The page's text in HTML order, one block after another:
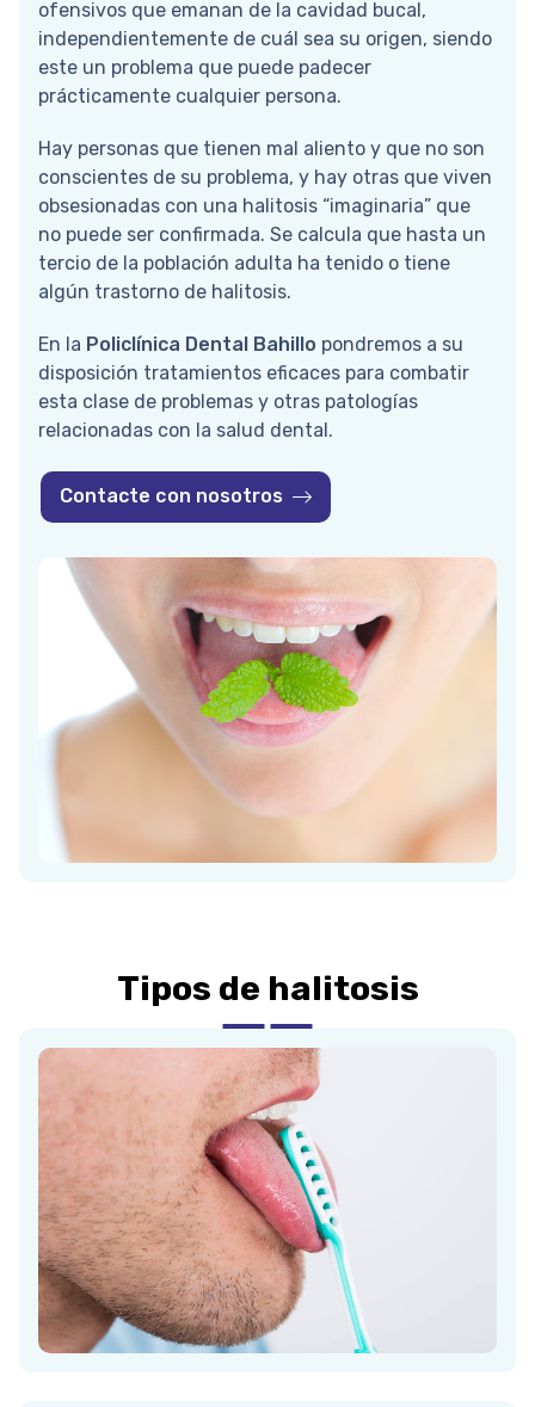
Ortodoncia invisible
ofensivos que emanan de la cavidad bucal,
independientemente de cuál sea su origen, siendo
este un problema que puede padecer
prácticamente cualquier persona.
Hay personas que tienen mal aliento y que no son
conscientes de su problema, y hay otras que viven
obsesionadas con una halitosis “imaginaria” que
no puede ser confirmada. Se calcula que hasta un
tercio de la población adulta ha tenido o tiene
algún trastorno de halitosis.
En la Policlínica Dental Bahillo pondremos a su
disposición tratamientos eficaces para combatir
esta clase de problemas y otras patologías
relacionadas con la salud dental.
Contacte con nosotros
Tipos de halitosis